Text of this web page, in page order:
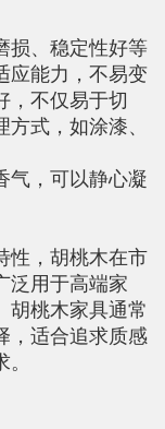
损、稳定性好等
应能力，不易变
，不仅易于切
式，如涂漆、
气，可以静心凝
性，胡桃木在市
泛用于高端家
胡桃木家具通常
，适合追求质感